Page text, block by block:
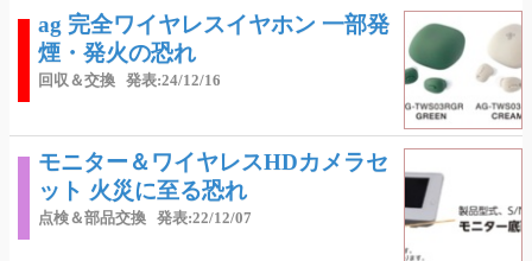
ag 完全ワイヤレスイヤホン 一部発
煙・発火の恐れ
回収＆交換 発表:24/12/16
モニター＆ワイヤレスHDカメラセ
ット 火災に至る恐れ
点検＆部品交換 発表:22/12/07